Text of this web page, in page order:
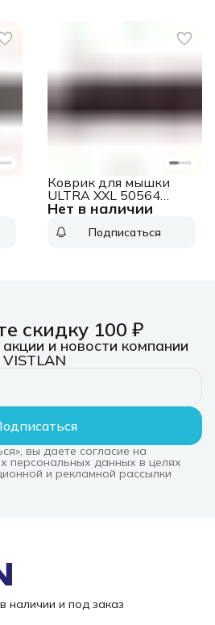
Нет в наличии
Коврик для мышки
ULTRA XXL 50564
DEFENDER
Подписаться
скидку 100 ₽
и новости компании
VISTLAN
вы даете согласие на
персональных данных в целях
и рекламной рассылки
наличии и под заказ